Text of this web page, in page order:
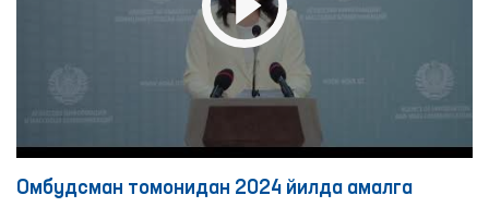
Омбудсман томонидан 2024 йилда амалга